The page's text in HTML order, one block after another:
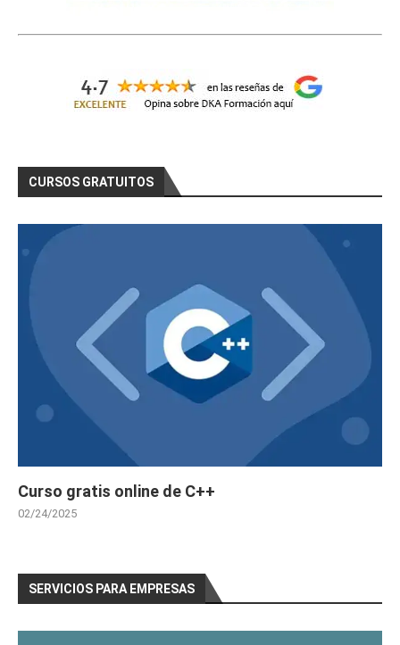
CURSOS GRATUITOS
Curso gratis online de C++
02/24/2025
SERVICIOS PARA EMPRESAS